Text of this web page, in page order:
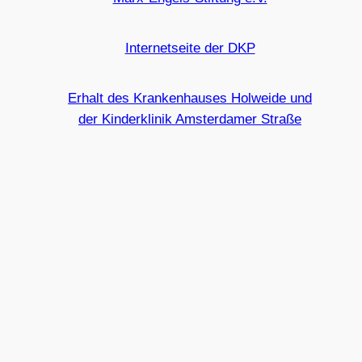
Internetseite der DKP
Erhalt des Krankenhauses Holweide und
der Kinderklinik Amsterdamer Straße